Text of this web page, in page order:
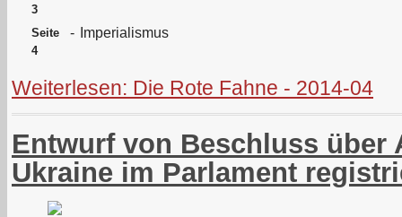
3
Seite
4
- Imperialismus
Weiterlesen: Die Rote Fahne - 2014-04
Entwurf von Beschluss über
Ukraine im Parlament